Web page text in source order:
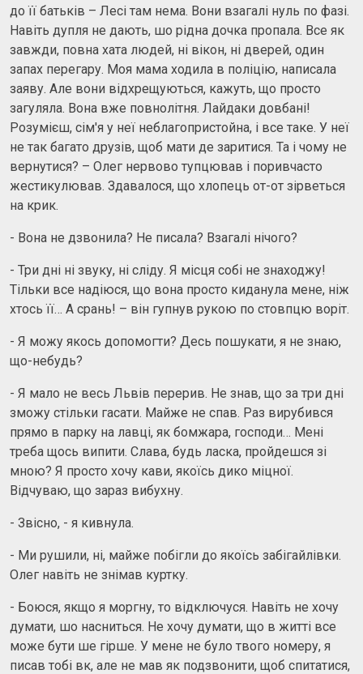
до її батьків – Лесі там нема. Вони взагалі нуль по фазі.
Навіть дупля не дають, шо рідна дочка пропала. Все як
завжди, повна хата людей, ні вікон, ні дверей, один
запах перегару. Моя мама ходила в поліцію, написала
заяву. Але вони відхрещуються, кажуть, що просто
загуляла. Вона вже повнолітня. Лайдаки довбані!
Розумієш, сім'я у неї неблагопристойна, і все таке. У неї
не так багато друзів, щоб мати де заритися. Та і чому не
вернутися? – Олег нервово тупцював і поривчасто
жестикулював. Здавалося, що хлопець от-от зірветься
на крик.
- Вона не дзвонила? Не писала? Взагалі нічого?
- Три дні ні звуку, ні сліду. Я місця собі не знаходжу!
Тільки все надіюся, що вона просто киданула мене, ніж
хтось її… А срань! – він гупнув рукою по стовпцю воріт.
- Я можу якось допомогти? Десь пошукати, я не знаю,
що-небудь?
- Я мало не весь Львів перерив. Не знав, що за три дні
зможу стільки гасати. Майже не спав. Раз вирубився
прямо в парку на лавці, як бомжара, господи… Мені
треба щось випити. Слава, будь ласка, пройдешся зі
мною? Я просто хочу кави, якоїсь дико міцної.
Відчуваю, що зараз вибухну.
- Звісно, - я кивнула.
- Ми рушили, ні, майже побігли до якоїсь забігайлівки.
Олег навіть не знімав куртку.
- Боюся, якщо я моргну, то відключуся. Навіть не хочу
думати, шо насниться. Не хочу думати, що в житті все
може бути ше гірше. У мене не було твого номеру, я
писав тобі вк, але не мав як подзвонити, щоб спитатися,